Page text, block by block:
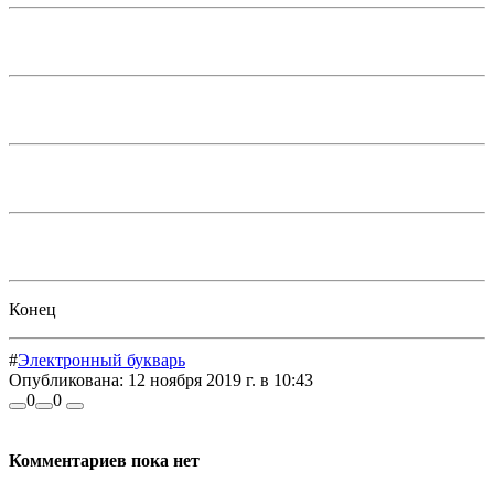
Конец
#Электронный букварь
Опубликована: 12 ноября 2019 г. в 10:43
0
0
Комментариев пока нет